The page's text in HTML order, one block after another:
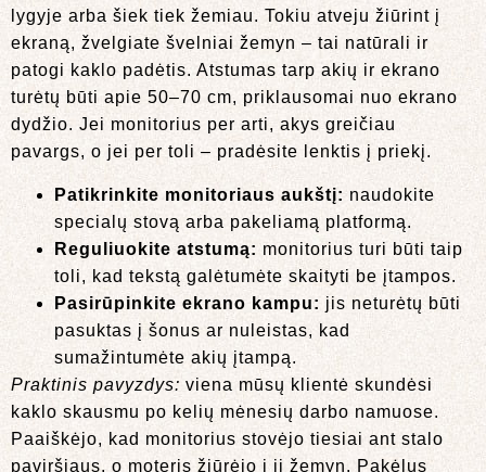
lygyje arba šiek tiek žemiau. Tokiu atveju žiūrint į
ekraną, žvelgiate švelniai žemyn – tai natūrali ir
patogi kaklo padėtis. Atstumas tarp akių ir ekrano
turėtų būti apie 50–70 cm, priklausomai nuo ekrano
dydžio. Jei monitorius per arti, akys greičiau
pavargs, o jei per toli – pradėsite lenktis į priekį.
Patikrinkite monitoriaus aukštį: naudokite
specialų stovą arba pakeliamą platformą.
Reguliuokite atstumą: monitorius turi būti taip
toli, kad tekstą galėtumėte skaityti be įtampos.
Pasirūpinkite ekrano kampu: jis neturėtų būti
pasuktas į šonus ar nuleistas, kad
sumažintumėte akių įtampą.
Praktinis pavyzdys: viena mūsų klientė skundėsi
kaklo skausmu po kelių mėnesių darbo namuose.
Paaiškėjo, kad monitorius stovėjo tiesiai ant stalo
paviršiaus, o moteris žiūrėjo į jį žemyn. Pakėlus